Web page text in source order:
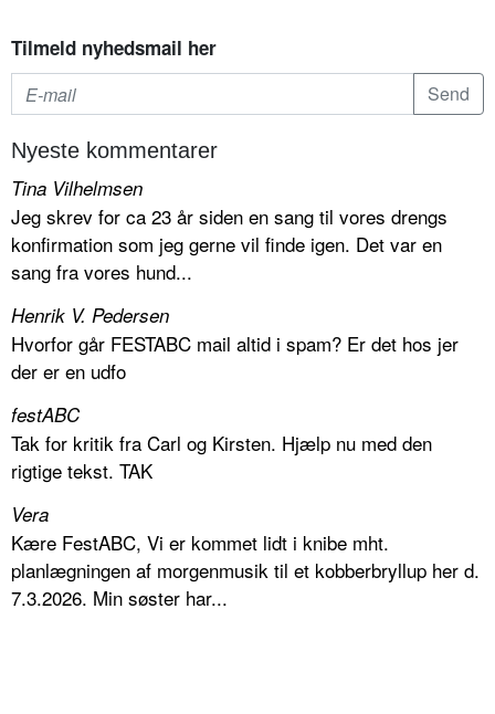
Tilmeld nyhedsmail her
Nyeste kommentarer
Tina Vilhelmsen
Jeg skrev for ca 23 år siden en sang til vores drengs
konfirmation som jeg gerne vil finde igen. Det var en
sang fra vores hund...
Henrik V. Pedersen
Hvorfor går FESTABC mail altid i spam? Er det hos jer
der er en udfo
festABC
Tak for kritik fra Carl og Kirsten. Hjælp nu med den
rigtige tekst. TAK
Vera
Kære FestABC, Vi er kommet lidt i knibe mht.
planlægningen af morgenmusik til et kobberbryllup her d.
7.3.2026. Min søster har...